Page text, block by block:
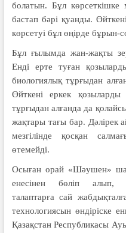
болатын. Бұл
бастап бәрі қуанды.
көрсетуі бұл өңірде бұрын-
Бұл ғылымда жан-жақты
Енді ерте туған
биологиялық тұрғыдан
Өйткені еркек
тұрғыдан алғанда да
жақтары тағы бар. Дәлірек
мезгілінде қосқан
өтемейді.
Осыған орай «Шәушен»
енесінен бөліп алып,
талаптарға сай
технологиясын өндіріске
Қазақстан Республикасы